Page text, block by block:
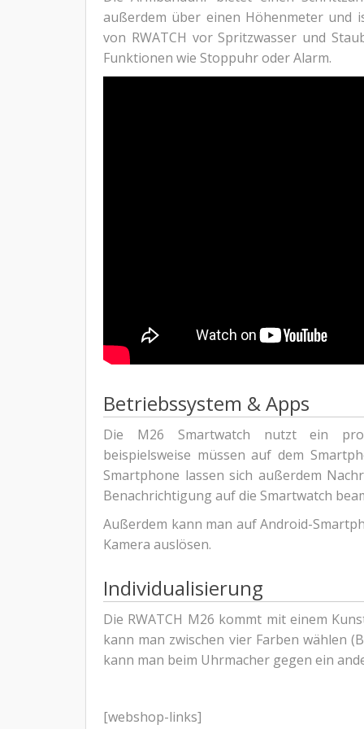
außerdem über einen Höhenmeter und
von RWATCH vor Spritzwasser und
Funktionen wie Stoppuhr oder Alarm.
Betriebssystem & Apps
Die M26 Smartwatch nutzt ein
beispielsweise müssen auf dem
Smartphone lassen sich außerdem
Benachrichtigung auf die Smartwatch
Außerdem kann man auf Android-
Kamera auslösen.
Individualisierung
Die RWATCH M26 kommt mit einem
kann man zwischen vier Farben wählen
kann man beim Uhrmacher gegen ein
[webshop-links]